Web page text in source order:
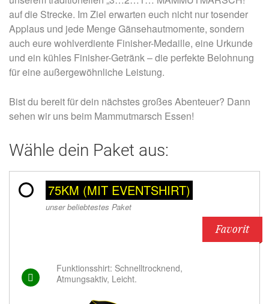
auf die Strecke. Im Ziel erwarten euch nicht nur tosender
Applaus und jede Menge Gänsehautmomente, sondern
auch eure wohlverdiente Finisher-Medaille, eine Urkunde
und ein kühles Finisher-Getränk – die perfekte Belohnung
für eine außergewöhnliche Leistung.
Bist du bereit für dein nächstes großes Abenteuer? Dann
sehen wir uns beim Mammutmarsch Essen!
Wähle dein Paket aus:
75KM (MIT EVENTSHIRT)
unser beliebtestes Paket
Favorit
Funktionsshirt: Schnelltrocknend,
Atmungsaktiv, Leicht.